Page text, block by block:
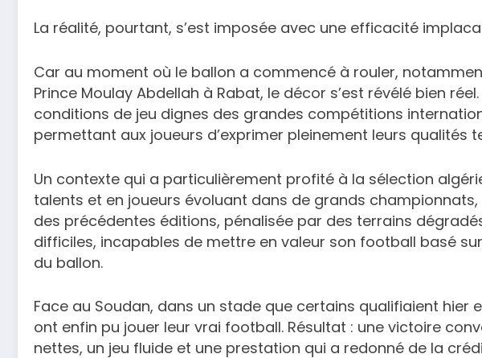
La réalité, pourtant, s’est imposée avec une efficacité
Car au moment où le ballon a commencé à rouler,
Prince Moulay Abdellah à Rabat, le décor s’est révélé bien
conditions de jeu dignes des grandes compétitions
permettant aux joueurs d’exprimer pleinement leurs qualités
Un contexte qui a particulièrement profité à la sélection
talents et en joueurs évoluant dans de grands championnats,
des précédentes éditions, pénalisée par des terrains
difficiles, incapables de mettre en valeur son football basé
du ballon.
Face au Soudan, dans un stade que certains qualifiaient hier
ont enfin pu jouer leur vrai football. Résultat : une victoire
nettes, un jeu fluide et une prestation qui a redonné de la